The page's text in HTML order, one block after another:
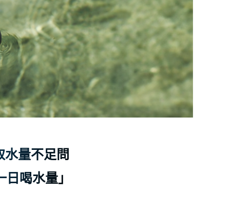
售款保溫瓶備品專區
蓋由純鈦打造，好清洗不卡味
有輕巧提把，隨時帶著走！
豪華袋鼠 鯨魚杯一代
售款保溫瓶備品專區
蓋由純鈦打造，好清洗不卡味
有輕巧提把，隨時帶著走！
豪華袋鼠 鯨魚杯一代
水量不足問
喝水量」